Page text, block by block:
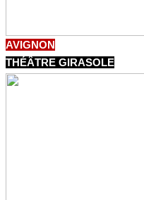
AVIGNON
THÉÂTRE GIRASOLE